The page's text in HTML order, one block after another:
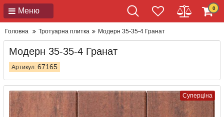
Меню 0
Головна Тротуарна плитка Модерн 35-35-4 Гранат
Модерн 35-35-4 Гранат
Артикул: 67165
Суперціна